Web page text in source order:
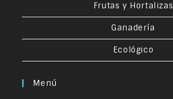
Frutas y Hortalizas
Ganadería
Ecológico
Menú